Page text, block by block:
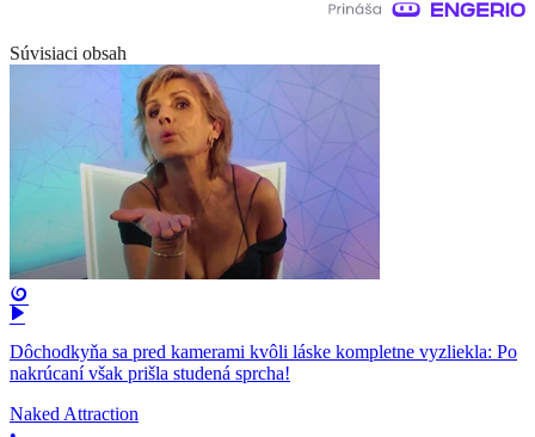
Súvisiaci obsah
Dôchodkyňa sa pred kamerami kvôli láske kompletne vyzliekla: Po
nakrúcaní však prišla studená sprcha!
Naked Attraction